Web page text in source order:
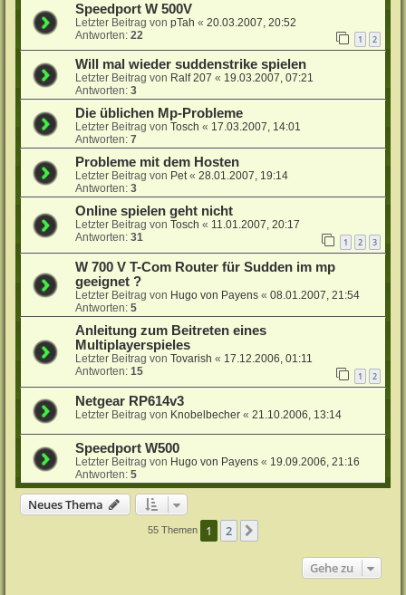
Speedport W 500V
Letzter Beitrag vonpTah «20.03.2007, 20:52
Antworten:22 1 2
Will mal wieder suddenstrike spielen
Letzter Beitrag von Ralf 207 « 19.03.2007, 07:21
Antworten:3
Die üblichen Mp-Probleme
Letzter Beitrag vonTosch « 17.03.2007, 14:01
Antworten:7
Probleme mit dem Hosten
Letzter Beitrag von Pet«28.01.2007, 19:14
Antworten:3
Online spielen geht nicht
Letzter Beitrag vonTosch « 11.01.2007, 20:17
Antworten:31 1 2 3
W 700 V T-Com Router für Sudden im mp
geeignet ?
Letzter Beitrag von Hugo von Payens «08.01.2007, 21:54
Antworten:5
Anleitung zum Beitreten eines
Multiplayerspieles
Letzter Beitrag vonTovarish « 17.12.2006, 01:11
Antworten:15 1 2
Netgear RP614v3
Letzter Beitrag von Knobelbecher «21.10.2006, 13:14
Speedport W500
Letzter Beitrag von Hugo von Payens « 19.09.2006, 21:16
Antworten:5
Neues Thema
55 Themen 1 2
Gehe zu